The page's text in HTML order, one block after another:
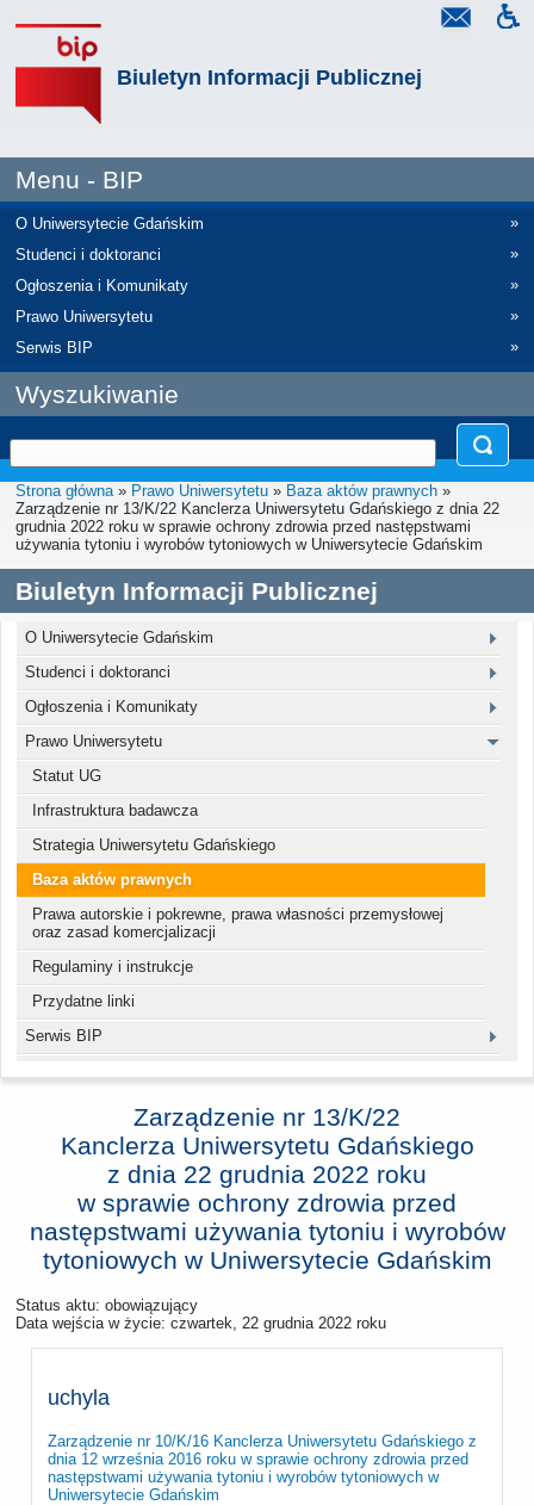
Biuletyn Informacji Publicznej
Menu - BIP
O Uniwersytecie Gdańskim
»
Studenci i doktoranci
»
Ogłoszenia i Komunikaty
»
Prawo Uniwersytetu
»
Serwis BIP
»
Wyszukiwanie
Strona główna» Prawo Uniwersytetu » Baza aktów prawnych »
Zarządzenie nr 13/K/22 Kanclerza Uniwersytetu Gdańskiego z dnia 22
grudnia 2022 roku w sprawie ochrony zdrowia przed następstwami
używania tytoniu i wyrobów tytoniowych w Uniwersytecie Gdańskim
Biuletyn Informacji Publicznej
O Uniwersytecie Gdańskim
Studenci i doktoranci
Ogłoszenia i Komunikaty
Prawo Uniwersytetu
Statut UG
Infrastruktura badawcza
Strategia Uniwersytetu Gdańskiego
Baza aktów prawnych
Prawa autorskie i pokrewne, prawa własności przemysłowej
oraz zasad komercjalizacji
Regulaminy i instrukcje
Przydatne linki
Serwis BIP
Zarządzenie nr 13/K/22
Kanclerza Uniwersytetu Gdańskiego
z dnia 22 grudnia 2022 roku
w sprawie ochrony zdrowia przed
następstwami używania tytoniu i wyrobów
tytoniowych w Uniwersytecie Gdańskim
Status aktu: obowiązujący
Data wejścia w życie: czwartek, 22 grudnia 2022 roku
uchyla
Zarządzenie nr 10/K/16 Kanclerza Uniwersytetu Gdańskiego z
dnia 12 września 2016 roku w sprawie ochrony zdrowia przed
następstwami używania tytoniu i wyrobów tytoniowych w
Uniwersytecie Gdańskim